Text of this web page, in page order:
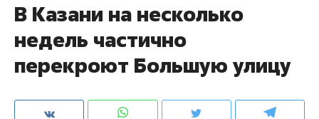
В Казани на несколько
недель частично
перекроют Большую улицу